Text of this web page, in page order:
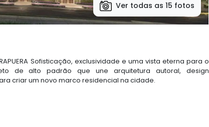
Ver todas as 15 fotos
Sofisticação, exclusividade e uma vista eterna para o
de alto padrão que une arquitetura autoral, design
criar um novo marco residencial na cidade.